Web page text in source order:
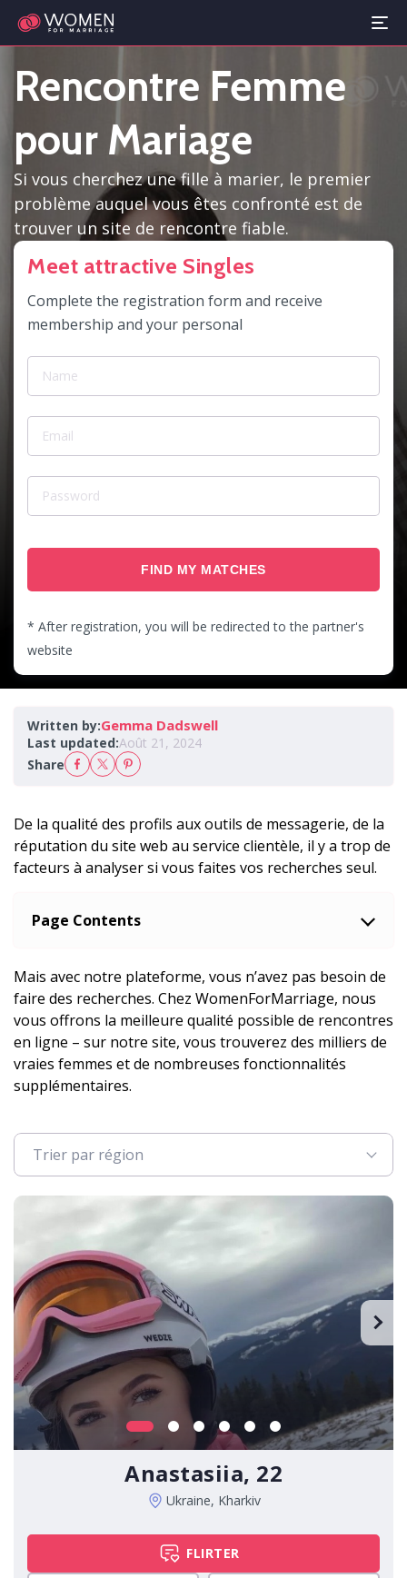
Rencontre Femme
pour Mariage
Si vous cherchez une fille à marier, le premier
problème auquel vous êtes confronté est de
trouver un site de rencontre fiable.
Meet attractive Singles
Complete the registration form and receive
membership and your personal
FIND MY MATCHES
* After registration, you will be redirected to the partner's
website
Written by:Gemma Dadswell
Last updated:Août 21, 2024
Share
De la qualité des profils aux outils de messagerie, de la
réputation du site web au service clientèle, il y a trop de
facteurs à analyser si vous faites vos recherches seul.
Page Contents
Mais avec notre plateforme, vous n’avez pas besoin de
faire des recherches. Chez WomenForMarriage, nous
vous offrons la meilleure qualité possible de rencontres
en ligne – sur notre site, vous trouverez des milliers de
vraies femmes et de nombreuses fonctionnalités
supplémentaires.
Trier par région
Anastasiia, 22
Ukraine, Kharkiv
FLIRTER